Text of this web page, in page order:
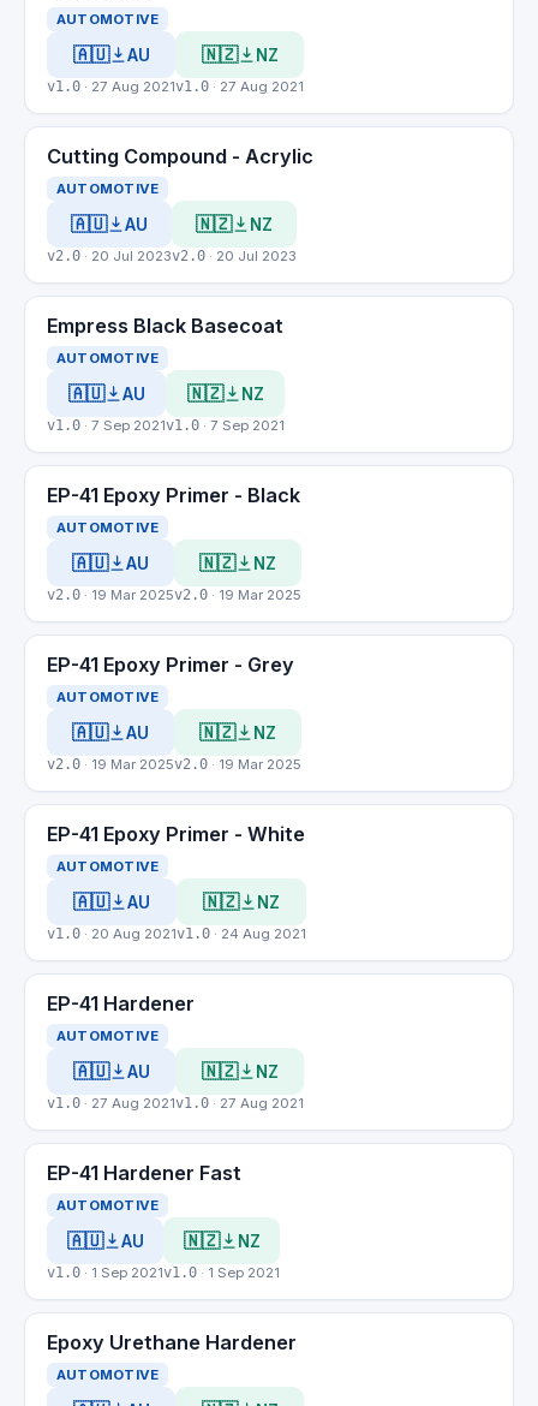
AUTOMOTIVE
🇦🇺 AU
v1.0 · 27 Aug 2021
🇳🇿 NZ
v1.0 · 27 Aug 2021
Cutting Compound - Acrylic
AUTOMOTIVE
🇦🇺 AU
v2.0 · 20 Jul 2023
🇳🇿 NZ
v2.0 · 20 Jul 2023
Empress Black Basecoat
AUTOMOTIVE
🇦🇺 AU
v1.0 · 7 Sep 2021
🇳🇿 NZ
v1.0 · 7 Sep 2021
EP-41 Epoxy Primer - Black
AUTOMOTIVE
🇦🇺 AU
v2.0 · 19 Mar 2025
🇳🇿 NZ
v2.0 · 19 Mar 2025
EP-41 Epoxy Primer - Grey
AUTOMOTIVE
🇦🇺 AU
v2.0 · 19 Mar 2025
🇳🇿 NZ
v2.0 · 19 Mar 2025
EP-41 Epoxy Primer - White
AUTOMOTIVE
🇦🇺 AU
v1.0 · 20 Aug 2021
🇳🇿 NZ
v1.0 · 24 Aug 2021
EP-41 Hardener
AUTOMOTIVE
🇦🇺 AU
v1.0 · 27 Aug 2021
🇳🇿 NZ
v1.0 · 27 Aug 2021
EP-41 Hardener Fast
AUTOMOTIVE
🇦🇺 AU
v1.0 · 1 Sep 2021
🇳🇿 NZ
v1.0 · 1 Sep 2021
Epoxy Urethane Hardener
AUTOMOTIVE